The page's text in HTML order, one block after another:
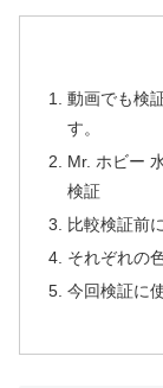
動画でも検
す。
Mr. ホビー
検証
比較検証前
それぞれの
今回検証に